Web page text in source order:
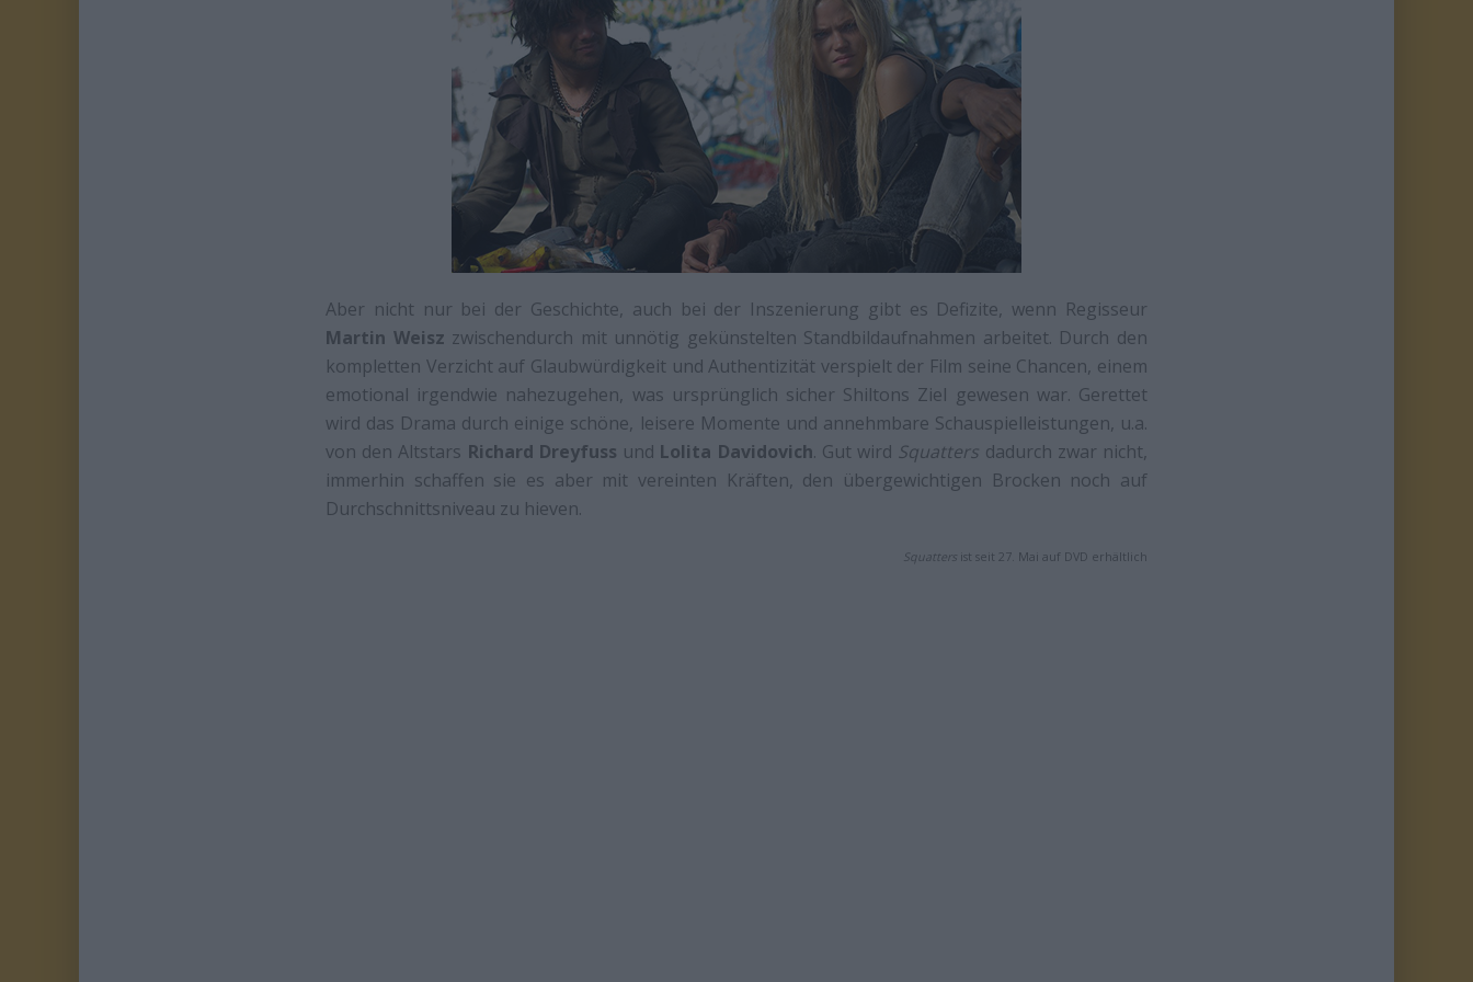
Aber nicht nur bei der Geschichte, auch bei der Inszenierung gibt es Defizite, wenn Regisseur
Martin Weisz zwischendurch mit unnötig gekünstelten Standbildaufnahmen arbeitet. Durch den
kompletten Verzicht auf Glaubwürdigkeit und Authentizität verspielt der Film seine Chancen, einem
emotional irgendwie nahezugehen, was ursprünglich sicher Shiltons Ziel gewesen war. Gerettet
wird das Drama durch einige schöne, leisere Momente und annehmbare Schauspielleistungen, u.a.
von den Altstars Richard Dreyfuss und Lolita Davidovich. Gut wird Squatters dadurch zwar nicht,
immerhin schaffen sie es aber mit vereinten Kräften, den übergewichtigen Brocken noch auf
Durchschnittsniveau zu hieven.
Squatters ist seit 27. Mai auf DVD erhältlich